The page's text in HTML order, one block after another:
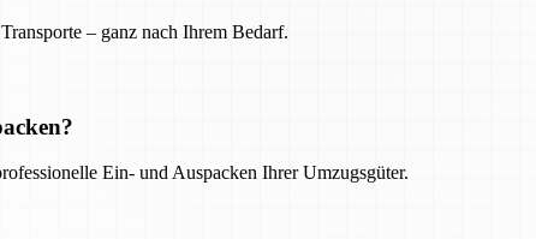
– ganz nach Ihrem Bedarf.
Ein- und Auspacken Ihrer Umzugsgüter.